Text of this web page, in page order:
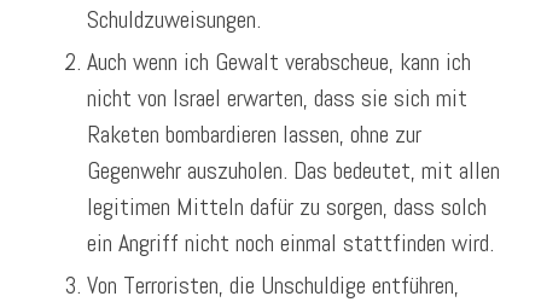
Schuldzuweisungen.
Auch wenn ich Gewalt verabscheue, kann ich
nicht von Israel erwarten, dass sie sich mit
Raketen bombardieren lassen, ohne zur
Gegenwehr auszuholen. Das bedeutet, mit allen
legitimen Mitteln dafür zu sorgen, dass solch
ein Angriff nicht noch einmal stattfinden wird.
Von Terroristen, die Unschuldige entführen,